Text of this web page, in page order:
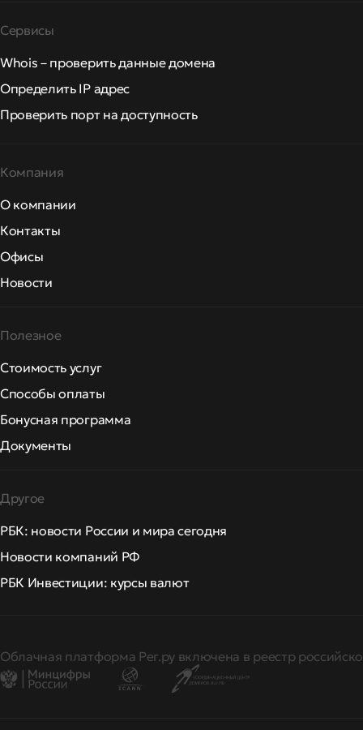
Сервисы
Whois – проверить данные домена
Определить IP адрес
Проверить порт на доступность
Компания
О компании
Контакты
Офисы
Новости
Полезное
Стоимость услуг
Способы оплаты
Бонусная программа
Документы
Другое
РБК: новости России и мира сегодня
Новости компаний РФ
РБК Инвестиции: курсы валют
Облачная платформа Рег.ру включена в реестр